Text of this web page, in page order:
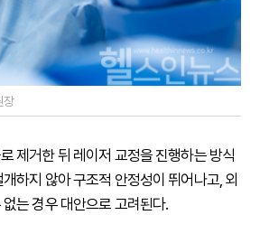
장
제거한 뒤 레이저 교정을 진행하는 방식
하지 않아 구조적 안정성이 뛰어나고, 외
는 경우 대안으로 고려된다.